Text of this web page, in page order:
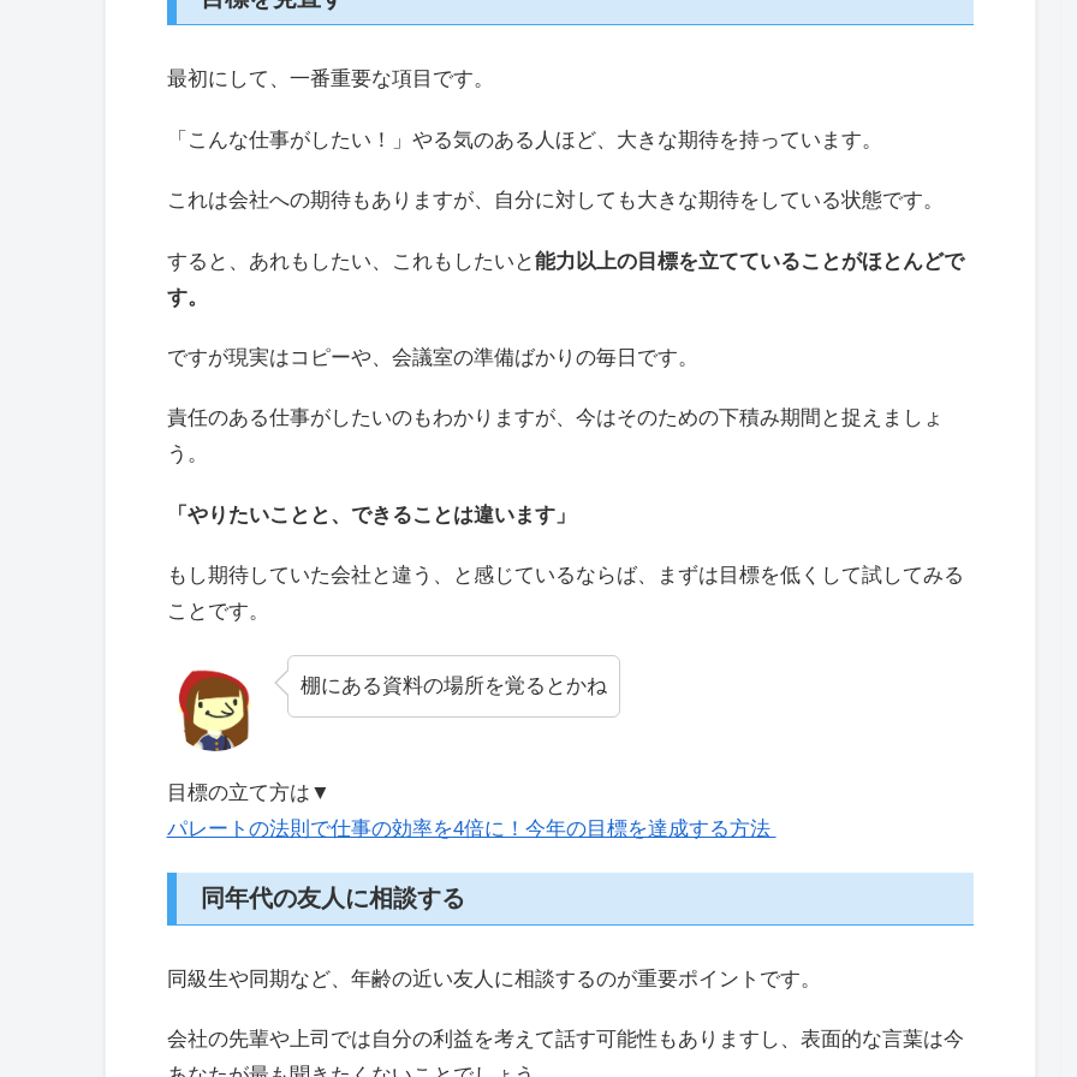
最初にして、一番重要な項目です。
「こんな仕事がしたい！」やる気のある人ほど、大きな期待を持っています。
これは会社への期待もありますが、自分に対しても大きな期待をしている状態です。
すると、あれもしたい、これもしたいと能力以上の目標を立てていることがほとんどで
す。
ですが現実はコピーや、会議室の準備ばかりの毎日です。
責任のある仕事がしたいのもわかりますが、今はそのための下積み期間と捉えましょ
う。
「やりたいことと、できることは違います」
もし期待していた会社と違う、と感じているならば、まずは目標を低くして試してみる
ことです。
棚にある資料の場所を覚るとかね
目標の立て方は▼
パレートの法則で仕事の効率を4倍に！今年の目標を達成する方法
同年代の友人に相談する
同級生や同期など、年齢の近い友人に相談するのが重要ポイントです。
会社の先輩や上司では自分の利益を考えて話す可能性もありますし、表面的な言葉は今